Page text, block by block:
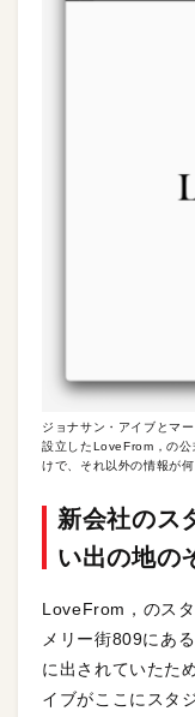
ジョナサン・アイブとマ
設立したLoveFrom，の公
けで、それ以外の情報が何
新会社のス
い出の地の
LoveFrom，のス
メリー街809にあ
に出されていたた
イブがここにスタ